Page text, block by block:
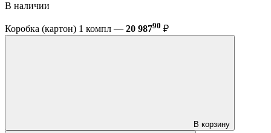
В наличии
Коробка (картон) 1 компл — 20 98790 ₽
В корзину